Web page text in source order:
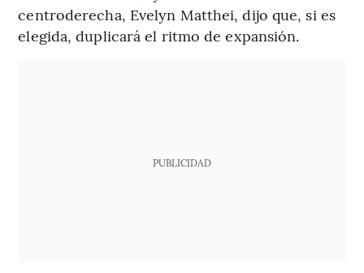
centroderecha, Evelyn Matthei, dijo que, si es
elegida, duplicará el ritmo de expansión.
PUBLICIDAD